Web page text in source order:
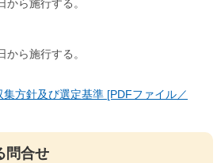
ら施行する。
ら施行する。​
方針及び選定基準 [PDFファイル／
問合せ